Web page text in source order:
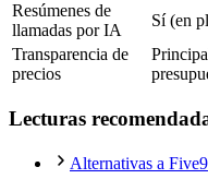
Resúmenes de
llamadas por IA
Sí (en
Transparencia de
precios
Lecturas
Alternativas a Five9